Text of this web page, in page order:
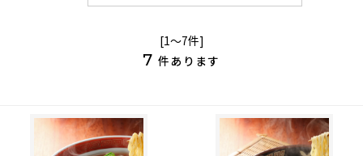
[1～7件]
7 件あります